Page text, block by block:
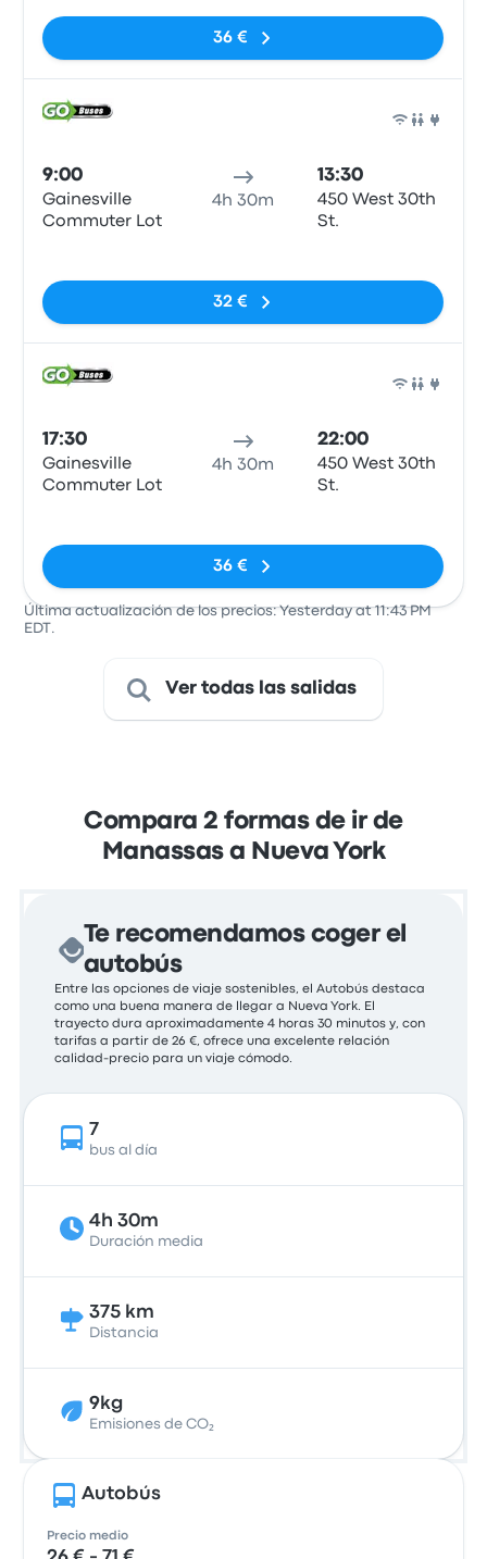
36 €
9:00
Gainesville
Commuter Lot
4h 30m
13:30
450 West 30th
St.
32 €
17:30
Gainesville
Commuter Lot
4h 30m
22:00
450 West 30th
St.
36 €
Última actualización de los precios: Yesterday at 11:43 PM
EDT.
Ver todas las salidas
Compara 2 formas de ir de
Manassas a Nueva York
Te recomendamos coger el
autobús
Entre las opciones de viaje sostenibles, el Autobús destaca
como una buena manera de llegar a Nueva York. El
trayecto dura aproximadamente 4 horas 30 minutos y, con
tarifas a partir de 26 €, ofrece una excelente relación
calidad-precio para un viaje cómodo.
7
bus al día
4h 30m
Duración media
375 km
Distancia
9kg
Emisiones de CO₂
Autobús
Precio medio